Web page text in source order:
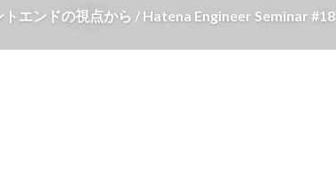
エンドの視点から / Hatena Engineer Seminar #18